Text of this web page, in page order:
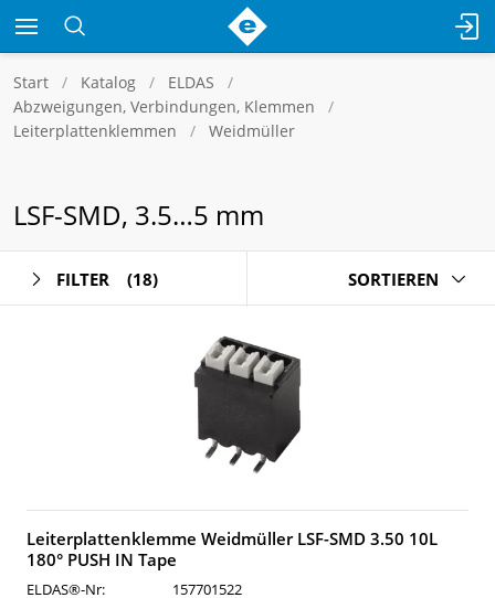
Start Katalog
ELDAS
Abzweigungen, Verbindungen, Klemmen
Leiterplattenklemmen
Weidmüller
LSF-SMD, 3.5…5 mm
FILTER (18) SORTIEREN
Leiterplattenklemme Weidmüller LSF-SMD 3.50 10L
180° PUSH IN Tape
ELDAS®-Nr:
157701522